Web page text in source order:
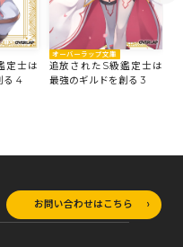
定士は
る 4
オーバーラップ文庫
追放されたS級鑑定士は
最強のギルドを創る 3
お問い合わせはこちら